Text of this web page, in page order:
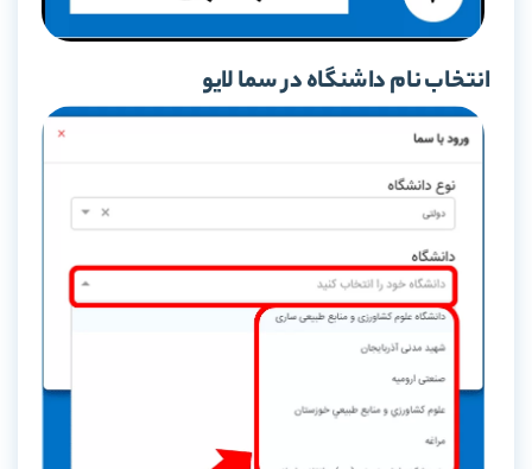
انتخاب نام داشنگاه در سما لایو